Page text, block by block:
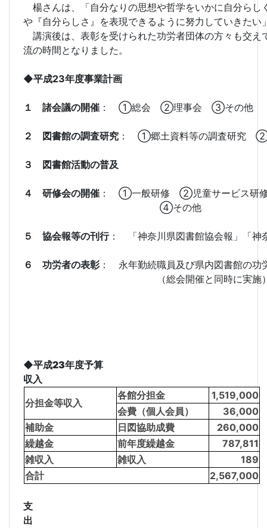
楊さんは、「自分なりの思想や哲学をいかに自分ら
や『自分らしさ』を表現できるように努力していきたい
講演後は、表彰を受けられた功労者団体の方々も交
流の時間となりました。
◆平成23年度事業計画
１ 諸会議の開催 ： ①総会 ②理事会 ③その他
２ 図書館の調査研究 ： ①郷土資料等の調査研究 ②
３ 図書館活動の普及
４ 研修会の開催 ： ①一般研修 ②児童サービス研
④その他
５ 協会報等の刊行： 「神奈川県図書館協会報」「神
６ 功労者の表彰 ： 永年勤続職員及び県内図書館の功
（総会開催と同時に実施
◆平成23年度
収入
分担金等収入
各館分担金
1,519,000
会費（個人会員）
36,000
補助金
日図協助成費
260,000
繰越金
前年度繰越金
787,811
雑収入
雑収入
189
合計
2,567,000
支
出